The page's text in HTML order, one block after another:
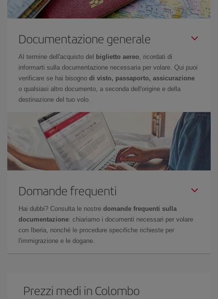
Documentazione generale
Al termine dell'acquisto del biglietto aereo , ricordati di
informarti sulla documentazione necessaria per volare. Qui puoi
verificare se hai bisogno di visto, passaporto, assicurazione
o qualsiasi altro documento, a seconda dell'origine e della
destinazione del tuo volo.
Domande frequenti
Hai dubbi? Consulta le nostre domande frequenti sulla
documentazione: chiariamo i documenti necessari per volare
con Iberia, nonché le procedure specifiche richieste per
l'immigrazione e le dogane.
Prezzi medi in Colombo